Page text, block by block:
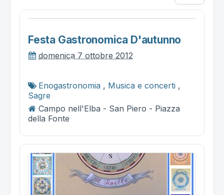
Festa Gastronomica D'autunno
domenica 7 ottobre 2012
Enogastronomia , Musica e concerti ,
Sagre
Campo nell'Elba - San Piero - Piazza
della Fonte